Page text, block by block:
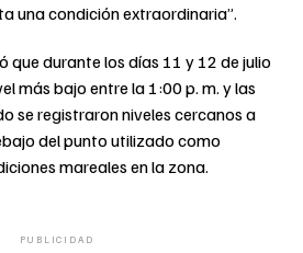
una condición extraordinaria”.
que durante los días 11 y 12 de julio
más bajo entre la 1:00 p. m. y las
se registraron niveles cercanos a
del punto utilizado como
mareales en la zona.
PUBLICIDAD